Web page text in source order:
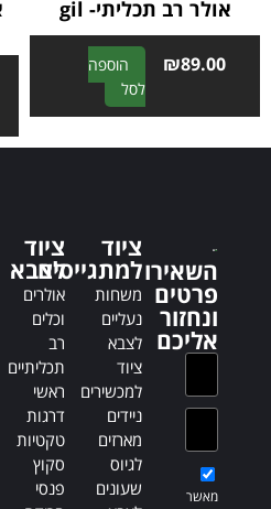
אולר רב תכליתי- gil
₪89.00
הוספה
לסל
A
l
t
i
v
e
השאירו
פרטים
ונחזור
אליכם
מאשר
ציוד
למתגייסים
משחות
נעליים
לצבא
ציוד
למכשירים
ניידים
מארזים
לגיוס
שעונים
ציוד
לצבא
אולרים
וכלים
רב
תכליתיים
ראשי
דרגות
טקטיות
סקוץ
פנסי